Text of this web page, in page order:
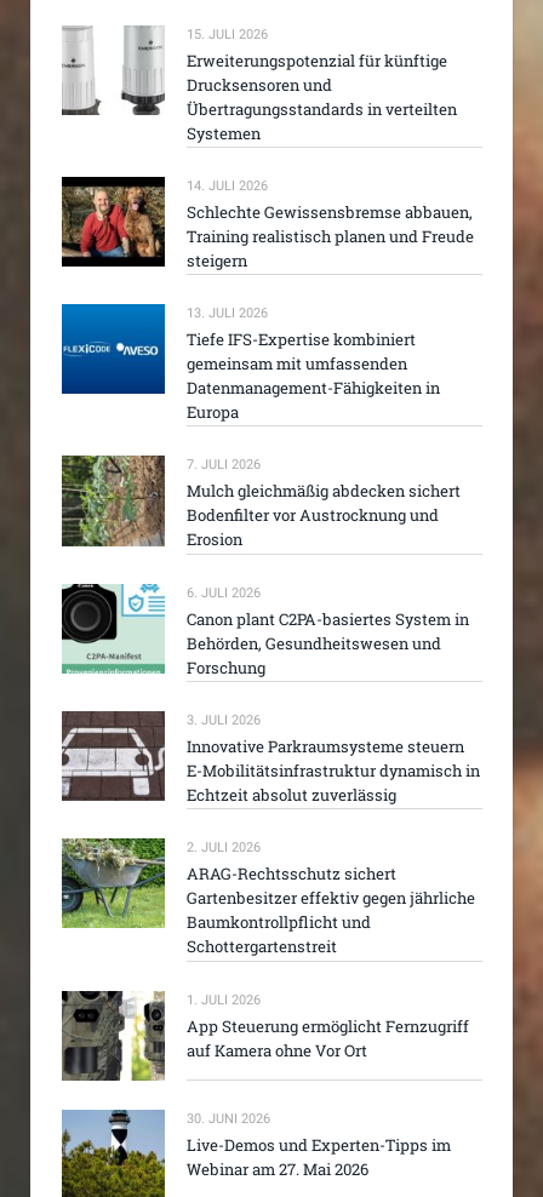
15. JULI 2026
Erweiterungspotenzial für künftige
Drucksensoren und
Übertragungsstandards in verteilten
Systemen
14. JULI 2026
Schlechte Gewissensbremse abbauen,
Training realistisch planen und Freude
steigern
13. JULI 2026
Tiefe IFS-Expertise kombiniert
gemeinsam mit umfassenden
Datenmanagement-Fähigkeiten in
Europa
7. JULI 2026
Mulch gleichmäßig abdecken sichert
Bodenfilter vor Austrocknung und
Erosion
6. JULI 2026
Canon plant C2PA-basiertes System in
Behörden, Gesundheitswesen und
Forschung
3. JULI 2026
Innovative Parkraumsysteme steuern
E-Mobilitätsinfrastruktur dynamisch in
Echtzeit absolut zuverlässig
2. JULI 2026
ARAG-Rechtsschutz sichert
Gartenbesitzer effektiv gegen jährliche
Baumkontrollpflicht und
Schottergartenstreit
1. JULI 2026
App Steuerung ermöglicht Fernzugriff
auf Kamera ohne Vor Ort
30. JUNI 2026
Live-Demos und Experten-Tipps im
Webinar am 27. Mai 2026